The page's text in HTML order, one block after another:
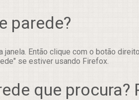
parede?
Então clique com o botão
se estiver usando Firefox.
que procura?